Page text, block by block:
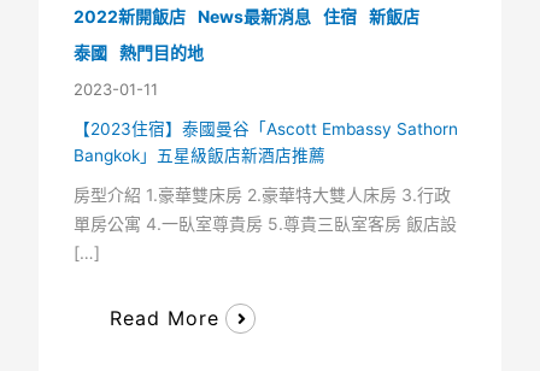
2022新開飯店 News最新消息 住宿 新飯店
泰國 熱門目的地
2023-01-11
【2023住宿】泰國曼谷「Ascott Embassy Sathorn
Bangkok」五星級飯店新酒店推薦
房型介紹 1.豪華雙床房 2.豪華特大雙人床房 3.行政
單房公寓 4.一臥室尊貴房 5.尊貴三臥室客房 飯店設
[…]
Read More